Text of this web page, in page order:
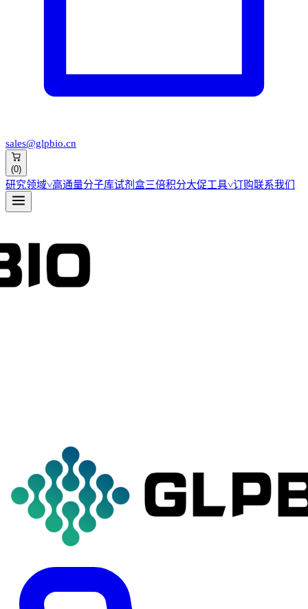
sales@glpbio.cn
(0)
研究领域˅高通量分子库试剂盒三倍积分大促工具˅订购联系我们